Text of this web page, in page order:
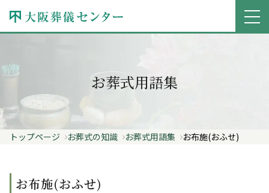
お葬式用語集
トップページ お葬式の知識 お葬式用語集 お布施(おふせ)
お布施(おふせ)